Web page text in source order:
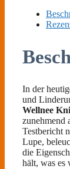
In der
und
Wellnee
zunehmend
Testbericht
Lupe,
die
hält, was es